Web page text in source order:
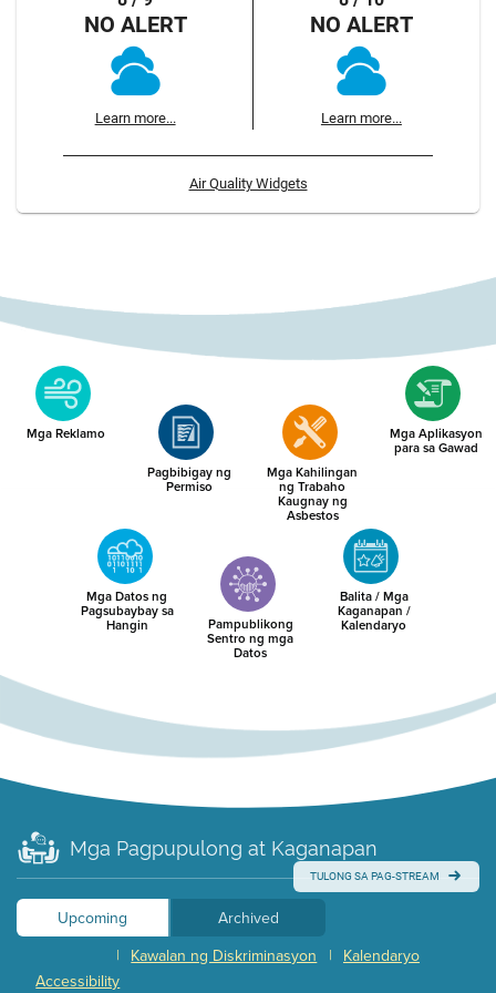
NO ALERT
Learn more...
NO ALERT
Learn more...
Air Quality Widgets
Mga Reklamo
Pagbibigay ng
Permiso
Mga Kahilingan
ng Trabaho
Kaugnay ng
Asbestos
Mga Aplikasyon
para sa Gawad
Mga Datos ng
Pagsubaybay sa
Hangin
Pampublikong
Sentro ng mga
Datos
Balita / Mga
Kaganapan /
Kalendaryo
Mga Pagpupulong at Kaganapan
TULONG SA PAG-STREAM
Upcoming
Archived
Kalendaryo
|
Kawalan ng Diskriminasyon
|
Accessibility